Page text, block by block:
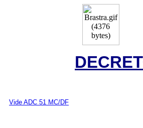
Vide ADC 51 MC/DF